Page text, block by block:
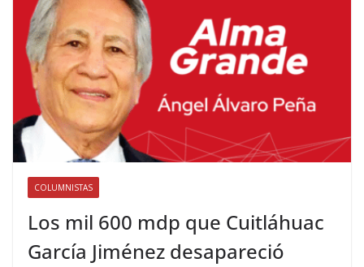
COLUMNISTAS
Los mil 600 mdp que Cuitláhuac
García Jiménez desapareció